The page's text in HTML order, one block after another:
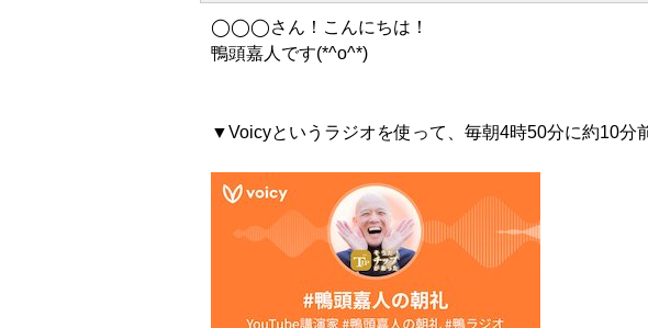
◯◯◯さん！こんにちは！
鴨頭嘉人です(*^o^*)
▼Voicyというラジオを使って、毎朝4時50分に約10分